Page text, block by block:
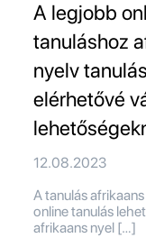
A legjobb
tanuláshoz
nyelv
elérhetővé
12.08.2023
A tanulás
online tanulás
afrikaans nyel […]